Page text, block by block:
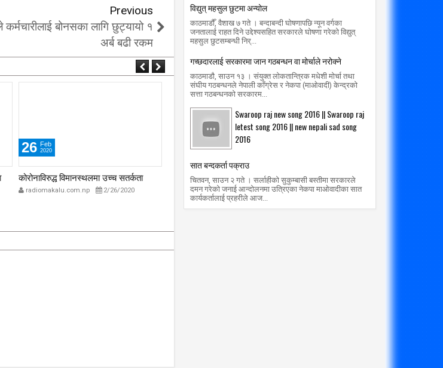
Previous
बोनसका लागि छुट्यायो १
अर्ब बढी रकम
26 Feb
2020
कोरोनाविरुद्ध विमानस्थलमा उच्च सतर्कता
radiomakalu.com.np 2/26/2020
2020
कोरोना देखिएका ९ देशका सबै बिरामी निको
radiomakalu.com.np 2/21/2020
गर्भवतीलाई उपचार सेवा नदिए जेल
आयो, के के छन् व्यवस्था?
विद्युत् महसुल छुटमा अन्योल
काठमाडौँ, वैशाख ७ गते । बन्दाबन्दी घोषणापछि न्यून वर्गका
जनतालाई राहत दिने उद्देश्यसहित सरकारले घोषणा गरेको विद्युत्
महसुल छुटसम्बन्धी निर्...
गच्छदारलाई सरकारमा जान गठबन्धन वा मोर्चाले नरोक्ने
काठमाडौ, साउन १३ । संयुक्त लोकतान्त्रिक मधेशी मोर्चा तथा
संघीय गठबन्धनले नेपाली काँग्रेस र नेकपा (माओवादी) केन्द्रको
सत्ता गठबन्धनको सरकारम...
Swaroop raj new song 2016 || Swaroop raj
letest song 2016 || new nepali sad song
2016
सात बन्दकर्ता पक्राउ
चितवन, साउन २ गते । सर्लाहीको सुकुम्बासी बस्तीमा सरकारले
दमन गरेको जनाई आन्दोलनमा उत्रिएका नेकपा माओवादीका सात
कार्यकर्तालाई प्रहरीले आज...